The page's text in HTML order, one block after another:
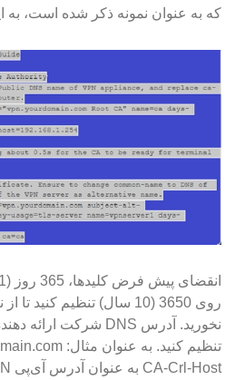
که به عنوان نمونه ذکر شده است،
روی 3650 (10 سال) تنظیم